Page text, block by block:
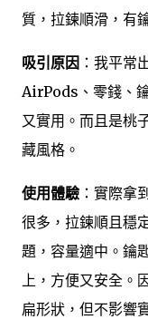
質，拉鍊順滑，有
吸引原因 ：我平常
AirPods、零錢、
又實用。而且是桃
藏風格。
使用體驗 ：實際拿
很多，拉鍊順且穩
題，容量適中。鑰
上，方便又安全。
扁形狀，但不影響